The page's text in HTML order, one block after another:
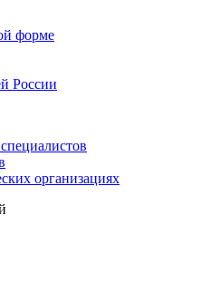
форме
России
организациях